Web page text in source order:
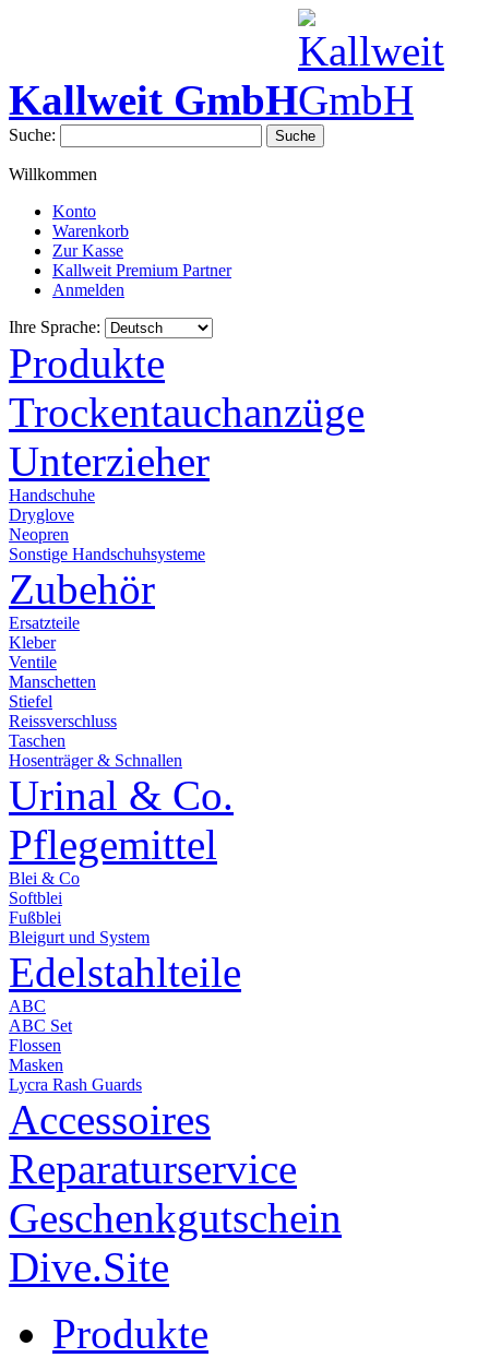
Kallweit GmbH
Suche: Suche
Willkommen
Konto
Warenkorb
Zur Kasse
Kallweit Premium Partner
Anmelden
Ihre Sprache:
Produkte
Trockentauchanzüge
Unterzieher
Handschuhe
Dryglove
Neopren
Sonstige Handschuhsysteme
Zubehör
Ersatzteile
Kleber
Ventile
Manschetten
Stiefel
Reissverschluss
Taschen
Hosenträger & Schnallen
Urinal & Co.
Pflegemittel
Blei & Co
Softblei
Fußblei
Bleigurt und System
Edelstahlteile
ABC
ABC Set
Flossen
Masken
Lycra Rash Guards
Accessoires
Reparaturservice
Geschenkgutschein
Dive.Site
Produkte